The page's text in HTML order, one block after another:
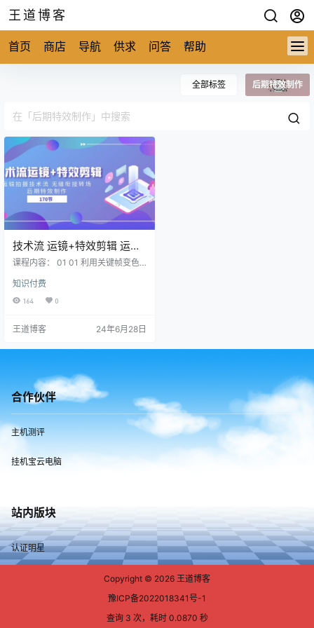
王道博客
首页 商店 导航 供求 问答 帮助
全部标签 后期特效制作
技术流 运镜+特效剪辑 运镜
拍摄技术流 无缝衔接转场 后
课程内容： 01 01 利用关键帧变色.
焦.mp403 03 利用关键帧移动屏幕
里的物体,mp404 04 关键帧放大画
瞬间变大或者变小,mp406 06 给视
视频到剪映，怎么掐头去尾分割视
处对齐卡点,mp409…
知识付费
164 0
王道博客 24年6月28日
合作伙伴
主机测评
挂机宝云电脑
站内版块
认证明星
Copyright © 2026 王道博客
豫ICP备2022018341号-1
查询 3 次，耗时 0.0870 秒